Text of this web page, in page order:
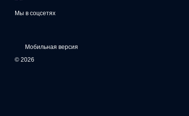
Мы в соцсетях
Мобильная версия
© 2026